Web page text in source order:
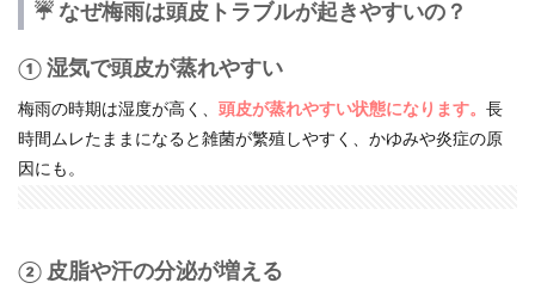
☔ なぜ梅雨は頭皮トラブルが起きやすいの？
① 湿気で頭皮が蒸れやすい
梅雨の時期は湿度が高く、 頭皮が蒸れやすい状態になります。 長
時間ムレたままになると雑菌が繁殖しやすく、かゆみや炎症の原
因にも。
② 皮脂や汗の分泌が増える